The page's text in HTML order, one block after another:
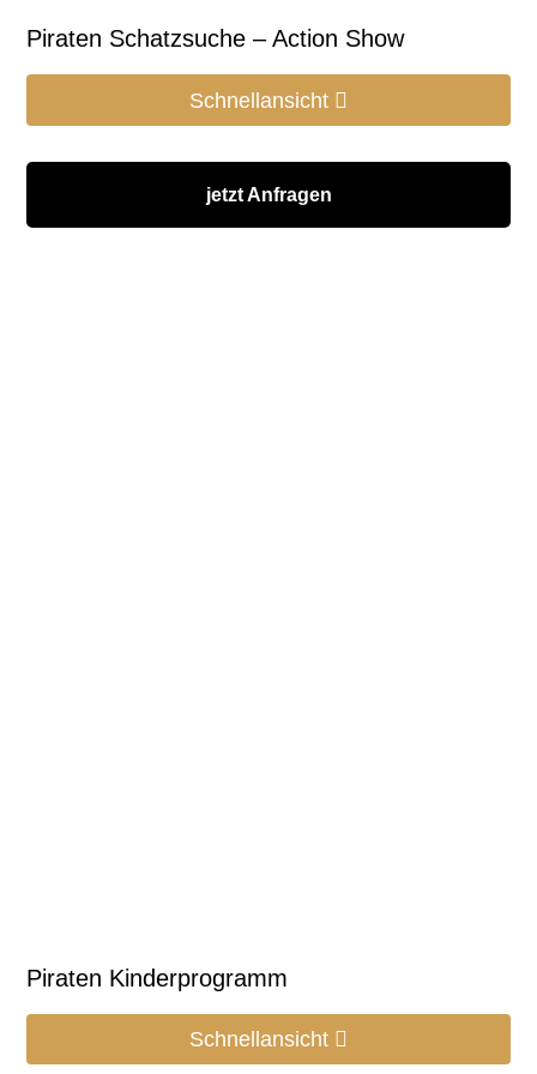
Piraten Schatzsuche – Action Show
Schnellansicht
jetzt Anfragen
Piraten Kinderprogramm
Schnellansicht